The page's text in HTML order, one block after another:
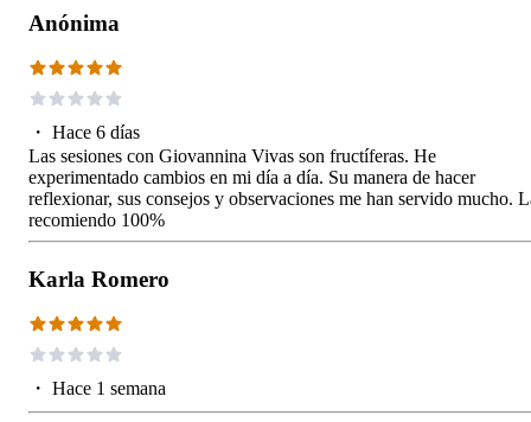
Anónima
・ Hace 6 días
Las sesiones con Giovannina Vivas son fructíferas. He
experimentado cambios en mi día a día. Su manera de hacer
reflexionar, sus consejos y observaciones me han servido mucho.
recomiendo 100%
Karla Romero
・ Hace 1 semana